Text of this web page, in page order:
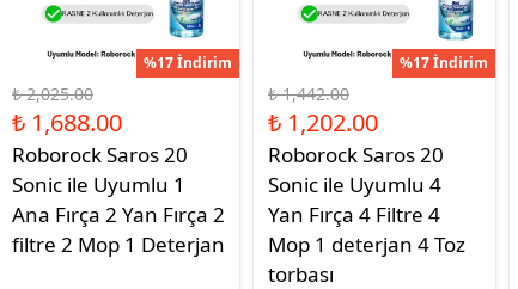
%17 İndirim
₺ 2,025.00
₺ 1,688.00
Roborock Saros 20
Sonic ile Uyumlu 1
Ana Fırça 2 Yan Fırça 2
filtre 2 Mop 1 Deterjan
%17 İndirim
₺ 1,442.00
₺ 1,202.00
Roborock Saros 20
Sonic ile Uyumlu 4
Yan Fırça 4 Filtre 4
Mop 1 deterjan 4 Toz
torbası